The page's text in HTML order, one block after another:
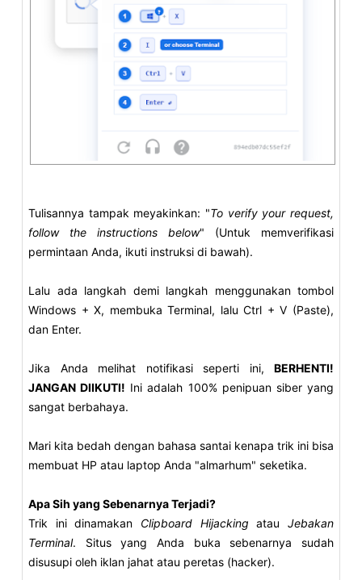
Tulisannya tampak meyakinkan: "To verify your request,
follow the instructions below" (Untuk memverifikasi
permintaan Anda, ikuti instruksi di bawah).
Lalu ada langkah demi langkah menggunakan tombol
Windows + X, membuka Terminal, lalu Ctrl + V (Paste),
dan Enter.
Jika Anda melihat notifikasi seperti ini, BERHENTI!
JANGAN DIIKUTI! Ini adalah 100% penipuan siber yang
sangat berbahaya.
Mari kita bedah dengan bahasa santai kenapa trik ini bisa
membuat HP atau laptop Anda "almarhum" seketika.
Apa Sih yang Sebenarnya Terjadi?
Trik ini dinamakan Clipboard Hijacking atauJebakan
Terminal. Situs yang Anda buka sebenarnya sudah
disusupi oleh iklan jahat atau peretas (hacker).